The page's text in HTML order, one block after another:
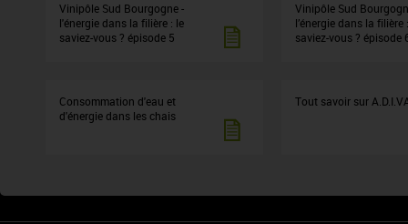
Vinipôle Sud Bourgogne -
l'énergie dans la filière : le
saviez-vous ? épisode 5
Vinipôle Sud
l’énergie dans la filière
saviez-vous ? épisode
Consommation d'eau et
d'énergie dans les chais
Tout savoir sur